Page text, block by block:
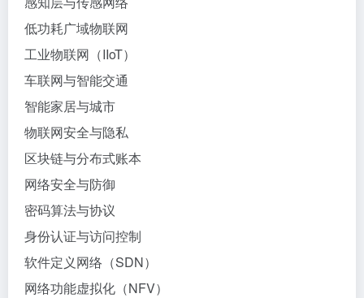
低功耗广域物联网
工业物联网（IIoT）
车联网与智能交通
智能家居与城市
物联网安全与隐私
区块链与分布式账本
网络安全与防御
密码算法与协议
身份认证与访问控制
软件定义网络（SDN）
网络功能虚拟化（NFV）